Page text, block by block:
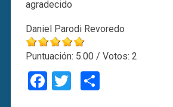
agradecido
Daniel Parodi Revoredo
Puntuación: 5.00 / Votos: 2
Facebook
TwitterCompartir